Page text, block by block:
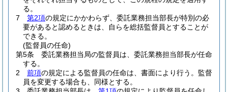
る。
7
第2項の規定にかかわらず、委託業務担当部長が特別の必
要があると認めるときは、自らを総括監督員とすることが
できる。
(監督員の任命)
第5条
委託業務担当局の監督員は、委託業務担当部長が任命
する。
2
前項の規定による監督員の任命は、書面により行う。 監督
員を変更する場合も、同様とする。